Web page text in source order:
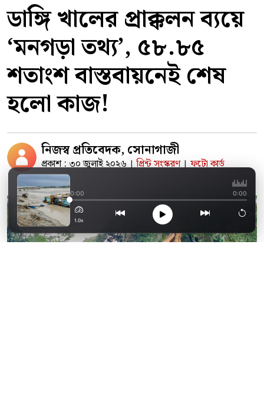
ডাঙ্গি খালের প্রাক্কলন ব্যয়ে
‘মনগড়া তথ্য’, ৫৮.৮৫
শতাংশ বাস্তবায়নেই শেষ
হলো কাজ!
নিজস্ব প্রতিবেদক, সোনাগাজী
প্রকাশ : ৩০ জুলাই ২০২৬|প্রিন্ট সংস্করণ|ফটো কার্ড
সোনাগাজীতে তীব্র
0:00 0:00
1.0x